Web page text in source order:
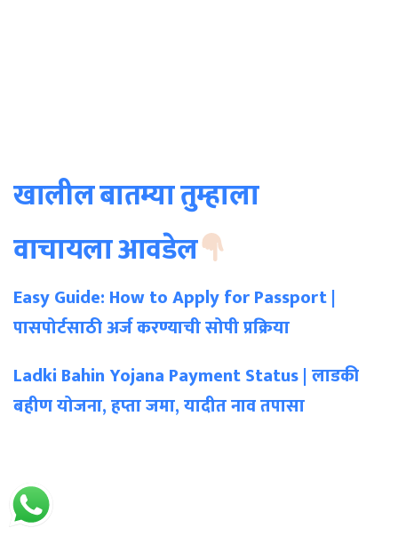
खालील बातम्यातुम्हाला
वाचायला आवडेल
Easy Guide: How to Apply for Passport |
पासपोर्टसाठी अर्ज करण्याची सोपी प्रक्रिया
Ladki Bahin Yojana Payment Status | लाडकी
बहीण योजना, हप्ता जमा, यादीत नाव तपासा